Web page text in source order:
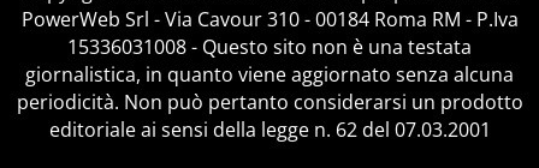
PowerWeb Srl - Via Cavour 310 - 00184 Roma RM - P.Iva
15336031008 - Questo sito non è una testata
giornalistica, in quanto viene aggiornato senza alcuna
periodicità. Non può pertanto considerarsi un prodotto
editoriale ai sensi della legge n. 62 del 07.03.2001